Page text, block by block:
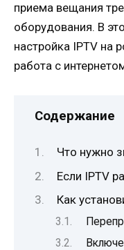
приема вещания
оборудования. В
настройка IPTV на
работа с
Содержание
Что нужно
Если IPTV
Как